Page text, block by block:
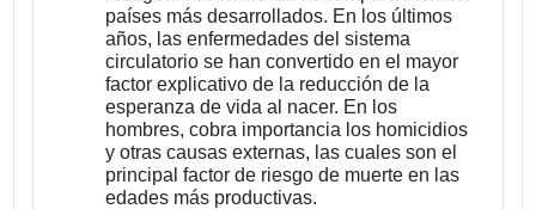
países más desarrollados. En los últimos
años, las enfermedades del sistema
circulatorio se han convertido en el mayor
factor explicativo de la reducción de la
esperanza de vida al nacer. En los
hombres, cobra importancia los homicidios
y otras causas externas, las cuales son el
principal factor de riesgo de muerte en las
edades más productivas.